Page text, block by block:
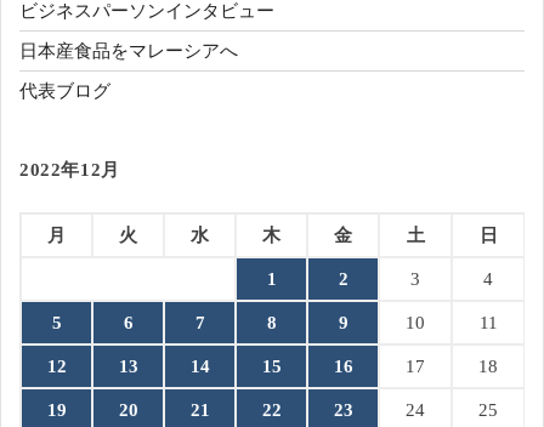
ビジネスパーソンインタビュー
日本産食品をマレーシアへ
代表ブログ
2022年12月
月 火 水 木 金 土 日
1 2 3 4
5 6 7 8 9 10 11
12 13 14 15 16 17 18
19 20 21 22 23 24 25